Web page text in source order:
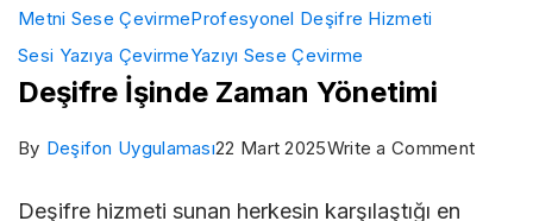
Metni Sese ÇevirmeProfesyonel Deşifre Hizmeti
Sesi Yazıya ÇevirmeYazıyı Sese Çevirme
Deşifre İşinde Zaman Yönetimi
By Deşifon Uygulaması22 Mart 2025Write a Commenton
Deşifre hizmeti sunan herkesin karşılaştığı en